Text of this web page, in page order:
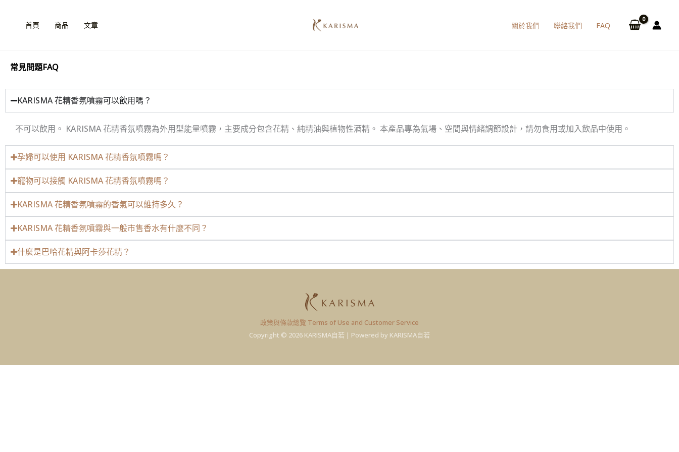
首頁 商品 文章 關於我們 聯絡我們 FAQ
常見問題FAQ
KARISMA 花精香氛噴霧可以飲用嗎？
不可以飲用。 KARISMA 花精香氛噴霧為外用型能量噴霧，主要成分包含花精、純精油與植物性酒精。 本產品專為氣場、空間與情緒調節設計，請勿食用或加入飲品中使用。
孕婦可以使用 KARISMA 花精香氛噴霧嗎？
寵物可以接觸 KARISMA 花精香氛噴霧嗎？
KARISMA 花精香氛噴霧的香氣可以維持多久？
KARISMA 花精香氛噴霧與一般市售香水有什麼不同？
什麼是巴哈花精與阿卡莎花精？
政策與條款總覽 Terms of Use and Customer Service
Copyright © 2026 KARISMA自若 | Powered by KARISMA自若